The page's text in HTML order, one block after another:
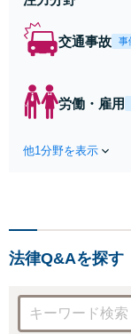
交通事故 事
労働・雇用
他1分野を表示
法律Q&Aを探す